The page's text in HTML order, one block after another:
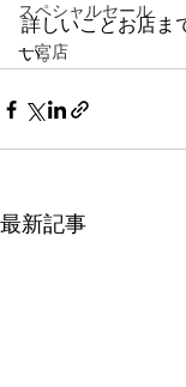
スペシャルセール
一宮店
詳しいことお店ま
い。
最新記事